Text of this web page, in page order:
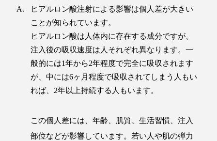
ヒアルロン酸注射による影響は個人差が大きい
ことが知られています。
ヒアルロン酸は人体内に存在する成分ですが、
注入後の吸収速度は人それぞれ異なります。一
般的には1年から2年程度で完全に吸収されます
が、中には6ヶ月程度で吸収されてしまう人もい
れば、2年以上持続する人もいます。
この個人差には、年齢、肌質、生活習慣、注入
部位などが影響しています。若い人や肌の弾力